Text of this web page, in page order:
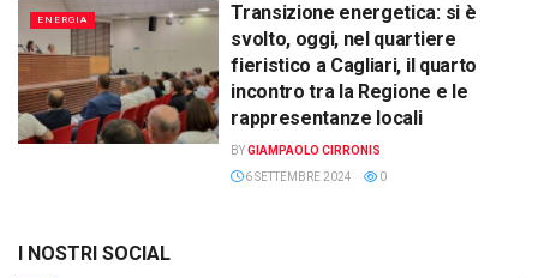
ENERGIA
Transizione energetica: si è
svolto, oggi, nel quartiere
fieristico a Cagliari, il quarto
incontro tra la Regione e le
rappresentanze locali
BYGIAMPAOLO CIRRONIS
6 SETTEMBRE 2024
0
I NOSTRI SOCIAL